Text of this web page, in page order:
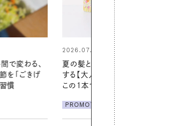
フレッシュ
ャンプー】
も一日中心
2026.06.01
真夏に向けて、ハーブが香るひん
やりジェルと出合う。暑い季節に心
地よくうるおう、軽やかなボディケ
PROMOTION